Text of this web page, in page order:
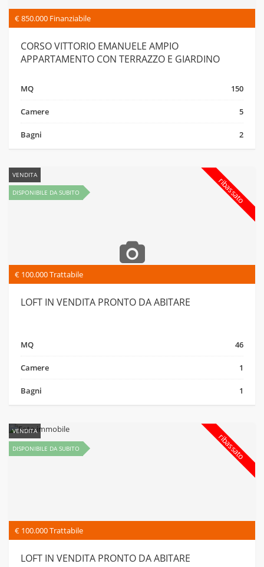
€ 850.000 Finanziabile
CORSO VITTORIO EMANUELE AMPIO
APPARTAMENTO CON TERRAZZO E GIARDINO
MQ 150
Camere 5
Bagni 2
ribassato
DISPONIBILE DA SUBITO
€ 100.000 Trattabile
VENDITA
LOFT IN VENDITA PRONTO DA ABITARE
MQ 46
Camere 1
Bagni 1
ribassato
DISPONIBILE DA SUBITO
€ 100.000 Trattabile
VENDITA
LOFT IN VENDITA PRONTO DA ABITARE